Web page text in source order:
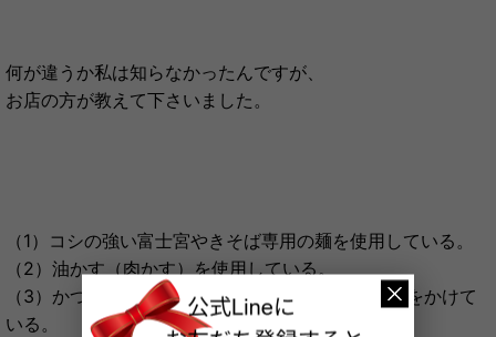
何が違うか私は知らなかったんですが、
お店の方が教えて下さいました。
（1）コシの強い富士宮やきそば専用の麺を使用している。
（2）油かす（肉かす）を使用している。
（3）かつお節ではなく、削り節（サバやイワシ）をかけて
いる。